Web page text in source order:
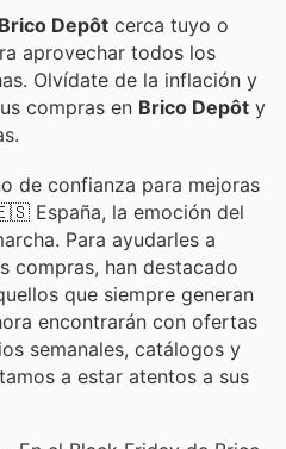
Brico Depôt cerca tuyo o
aprovechar todos los
Olvídate de la inflación y
compras en Brico Depôt y
de confianza para mejoras
España, la emoción del
Para ayudarles a
compras, han destacado
que siempre generan
encontrarán con ofertas
semanales, catálogos y
a estar atentos a sus